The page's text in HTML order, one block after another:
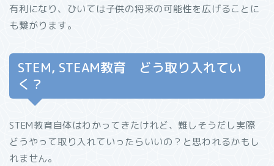
有利になり、ひいては子供の将来の可能性を広げることに
も繋がります。
STEM, STEAM教育 どう取り入れてい
く？
STEM教育自体はわかってきたけれど、難しそうだし実際
どうやって取り入れていったらいいの？と思われるかもし
れません。